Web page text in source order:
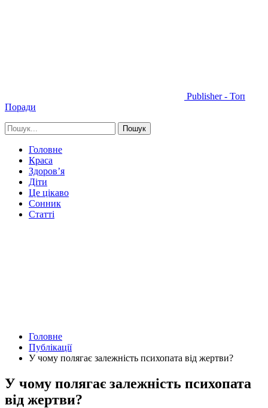
Publisher - Топ
Поради
Головне
Краса
Здоров’я
Діти
Це цікаво
Сонник
Статті
Головне
Публікації
У чому полягає залежність психопата від жертви?
У чому полягає залежність психопата
від жертви?